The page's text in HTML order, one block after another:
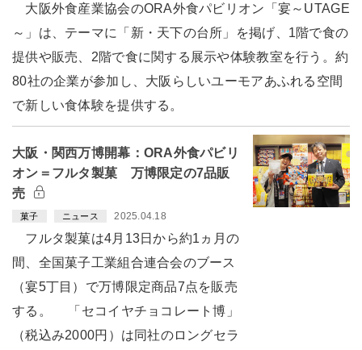
大阪外食産業協会のORA外食パビリオン「宴～UTAGE
～」は、テーマに「新・天下の台所」を掲げ、1階で食の
提供や販売、2階で食に関する展示や体験教室を行う。約
80社の企業が参加し、大阪らしいユーモアあふれる空間
で新しい食体験を提供する。
大阪・関西万博開幕：ORA外食パビリ
オン＝フルタ製菓 万博限定の7品販
売
菓子 ニュース 2025.04.18
フルタ製菓は4月13日から約1ヵ月の
間、全国菓子工業組合連合会のブース
（宴5丁目）で万博限定商品7点を販売
する。 「セコイヤチョコレート博」
（税込み2000円）は同社のロングセラ